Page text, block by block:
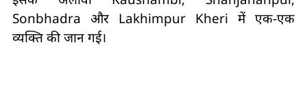
Sonbhadra और Lakhimpur Kheri में एक-एक
व्यक्ति की जान गई।